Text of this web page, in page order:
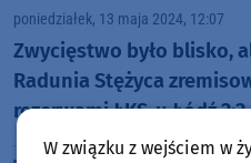
poniedziałek, 13 maja 2024, 12:07
Zwycięstwo było blisko,
Radunia Stężyca
rezerwami ŁKS-u Łódź 2:2
W związku z wejściem w